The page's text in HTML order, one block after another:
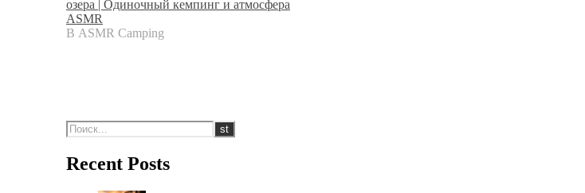
озера | Одиночный кемпинг и атмосфера
ASMR
В ASMR Camping
Recent Posts